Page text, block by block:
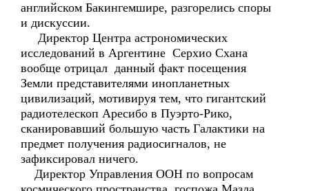
английском Бакингемшире, разгорелись споры
и дискуссии.
Директор Центра астрономических
исследований в Аргентине Серхио Схана
вообще отрицал данный факт посещения
Земли представителями инопланетных
цивилизаций, мотивируя тем, что гигантский
радиотелескоп Аресибо в Пуэрто-Рико,
сканировавший большую часть Галактики на
предмет получения радиосигналов, не
зафиксировал ничего.
Директор Управления ООН по вопросам